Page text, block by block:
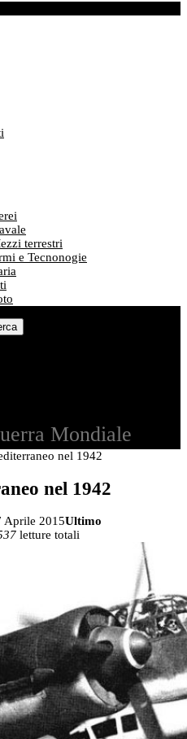
terrestri
e Tecnonogie
Mondiale
nel 1942
nel 1942
Aprile 2015Ultimo
letture totali